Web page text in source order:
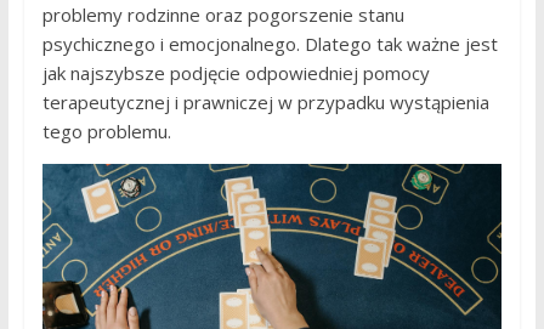
problemy rodzinne oraz pogorszenie stanu
psychicznego i emocjonalnego. Dlatego tak ważne jest
jak najszybsze podjęcie odpowiedniej pomocy
terapeutycznej i prawniczej w przypadku wystąpienia
tego problemu.